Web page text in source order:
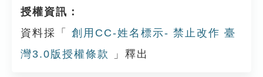
授權資訊：
資料採「
創用CC-姓名標示- 禁止改作 臺
灣3.0版授權條款
」釋出